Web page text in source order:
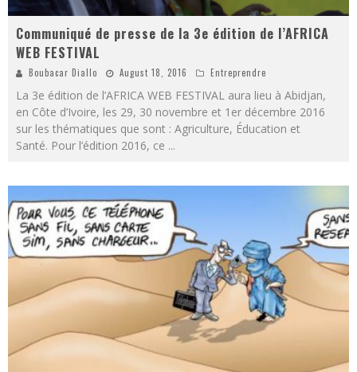
Communiqué de presse de la 3e édition de l’AFRICA
WEB FESTIVAL
Boubacar Diallo August 18, 2016 Entreprendre
La 3e édition de l’AFRICA WEB FESTIVAL aura lieu à Abidjan,
en Côte d’Ivoire, les 29, 30 novembre et 1er décembre 2016
sur les thématiques que sont : Agriculture, Éducation et
Santé. Pour l’édition 2016, ce ...